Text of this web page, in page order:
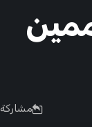
مشاركة